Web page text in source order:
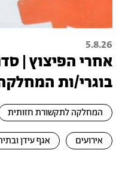
5.8.26
אחרי הפיצוץ |
בוגרי/ות
המחלקה לתקשורת חזותית
אירועים אגף עידן